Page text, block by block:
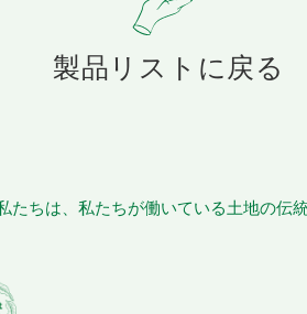
製品リストに戻る
たちは、私たちが働いている土地の伝